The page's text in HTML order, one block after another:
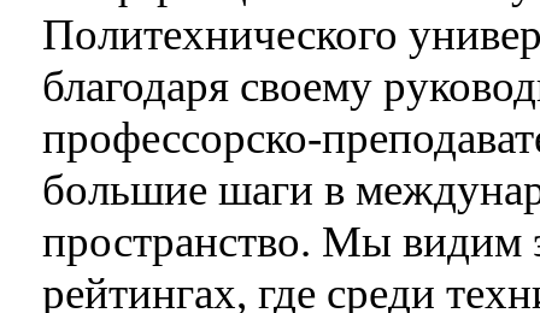
Политехнического
благодаря своему
профессорско-
большие шаги в
пространство. Мы видим
рейтингах, где среди